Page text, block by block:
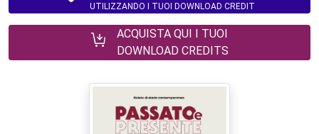
UTILIZZANDO I TUOI DOWNLOAD CREDIT
ACQUISTA QUI I TUOI
DOWNLOAD CREDITS